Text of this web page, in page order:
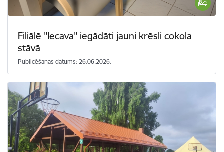
Filiālē "Iecava" iegādāti jauni krēsli cokola
stāvā
Publicēšanas datums: 26.06.2026.